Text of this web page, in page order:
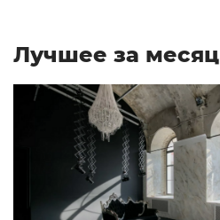
Лучшее за месяц